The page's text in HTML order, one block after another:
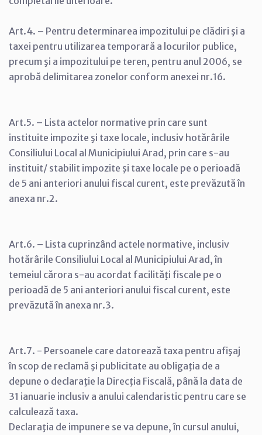
Art.4. – Pentru determinarea impozitului pe clădiri şi a
taxei pentru utilizarea temporară a locurilor publice,
precum şi a impozitului pe teren, pentru anul 2006, se
aprobă delimitarea zonelor conform anexei nr.16.
Art.5. – Lista actelor normative prin care sunt
instituite impozite şi taxe locale, inclusiv hotărârile
Consiliului Local al Municipiului Arad, prin care s-au
instituit/ stabilit impozite şi taxe locale pe o perioadă
de 5 ani anteriori anului fiscal curent, este prevăzută în
anexa nr.2.
Art.6. – Lista cuprinzând actele normative, inclusiv
hotărârile Consiliului Local al Municipiului Arad, în
temeiul cărora s-au acordat facilităţi fiscale pe o
perioadă de 5 ani anteriori anului fiscal curent, este
prevăzută în anexa nr.3.
Art.7. - Persoanele care datorează taxa pentru afişaj
în scop de reclamă şi publicitate au obligaţia de a
depune o declaraţie la Direcţia Fiscală, până la data de
31 ianuarie inclusiv a anului calendaristic pentru care se
calculează taxa.
Declaraţia de impunere se va depune, în cursul anului,